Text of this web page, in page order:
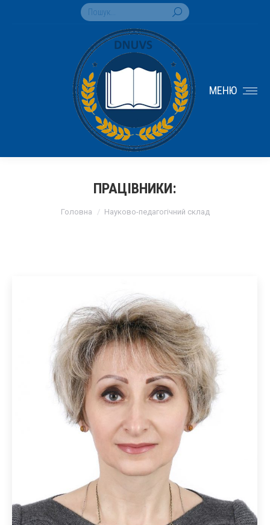
Search:
МЕНЮ
ПРАЦІВНИКИ:
Головна Науково-педагогічний склад